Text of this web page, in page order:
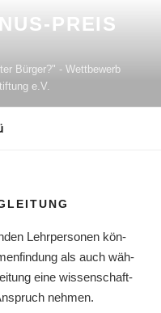
PREIS
Bürger?" - Wettbewerb
e.V.
Lehr­per­so­nen kön­
als auch wäh­
eine wis­sen­schaft­
nehmen.